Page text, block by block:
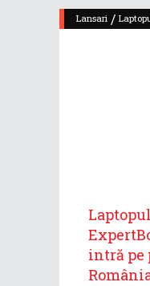
Lansari /
intră pe